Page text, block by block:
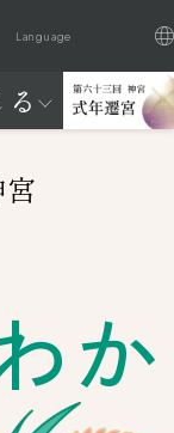
Language
Française繁體中文
宮
知
る
アク
セス
る
JINGU
遷りいただく
か